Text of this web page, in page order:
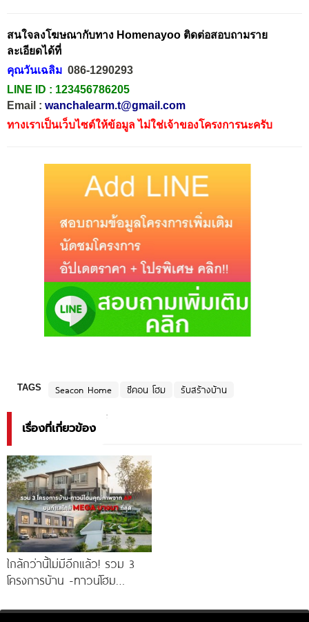
สนใจลงโฆษณากับทาง Homenayoo ติดต่อสอบถามราย
ละเอียดได้ที่
คุณวันเฉลิม 086-1290293
LINE ID : 123456786205
Email : wanchalearm.t@gmail.com
ทางเราเป็นเว็บไซต์ให้ข้อมูล ไม่ใช่เจ้าของโครงการนะครับ
TAGS Seacon Home ซีคอน โฮม รับสร้างบ้าน
เรื่องที่เกี่ยวข้อง
ใกล้กว่านี้ไม่มีอีกแล้ว! รวม 3
โครงการบ้าน -ทาวน์โฮม
MEGA บางนา เพียง